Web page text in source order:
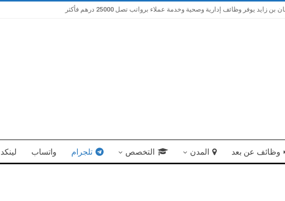
يوفر وظائف إدارية وصحية وخدمة عملاء برواتب تصل 25000 درهم فأكثر
وظائف عن بعد المدن التخصص تلجرام واتساب